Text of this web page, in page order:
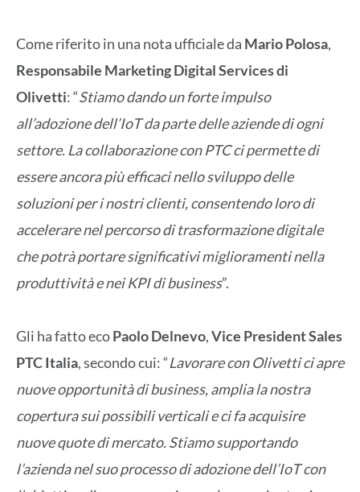
Come riferito in una nota ufficiale da Mario Polosa,
Responsabile Marketing Digital Services di
Olivetti: “Stiamo dando un forte impulso
all’adozione dell’IoT da parte delle aziende di ogni
settore. La collaborazione con PTC ci permette di
essere ancora più efficaci nello sviluppo delle
soluzioni per i nostri clienti, consentendo loro di
accelerare nel percorso di trasformazione digitale
che potrà portare significativi miglioramenti nella
produttività e nei KPI di business”.
Gli ha fatto ecoPaolo Delnevo,Vice President Sales
PTC Italia, secondo cui: “Lavorare con Olivetti ci apre
nuove opportunità di business, amplia la nostra
copertura sui possibili verticali e ci fa acquisire
nuove quote di mercato. Stiamo supportando
l’azienda nel suo processo di adozione dell’IoT con